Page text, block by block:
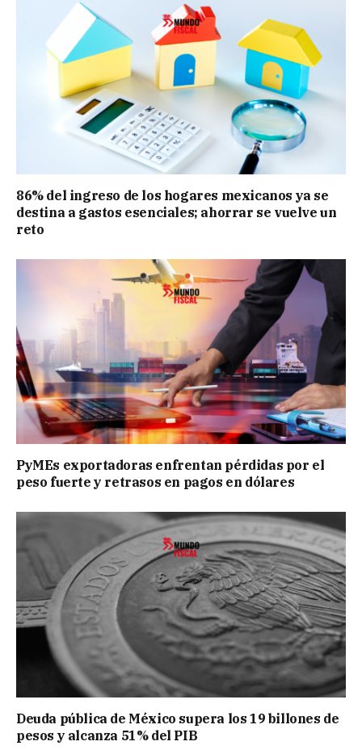
86% del ingreso de los hogares mexicanos ya se
destina a gastos esenciales; ahorrar se vuelve un
reto
PyMEs exportadoras enfrentan pérdidas por el
peso fuerte y retrasos en pagos en dólares
Deuda pública de México supera los 19 billones de
pesos y alcanza 51% del PIB